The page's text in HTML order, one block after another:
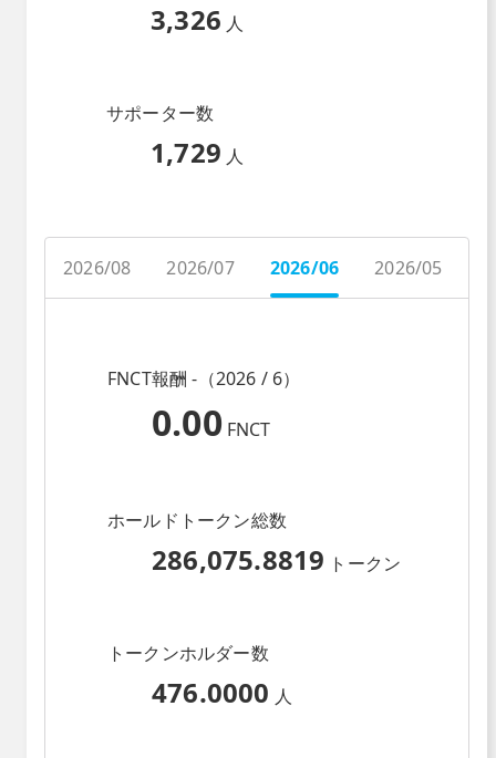
3,326 人
サポーター数
1,729 人
2026/08 2026/07 2026/06 2026/05
FNCT報酬 -（2026 / 6）
0.00 FNCT
ホールドトークン総数
286,075.8819 トークン
トークンホルダー数
476.0000 人